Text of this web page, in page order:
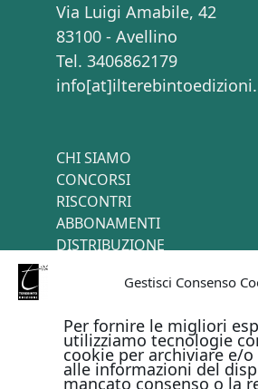
Gestisci Consenso
Per fornire le migliori
utilizziamo tecnologie
cookie per archiviare e/o
alle informazioni del
mancato consenso o la
Via Luigi Amabile, 42
83100 - Avellino
Tel. 3406862179
CHI SIAMO
CONCORSI
RISCONTRI
ABBONAMENTI
DISTRIBUZIONE
PAGAMENTI ONLINE CON